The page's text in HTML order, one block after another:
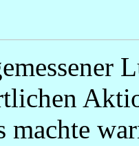
machte